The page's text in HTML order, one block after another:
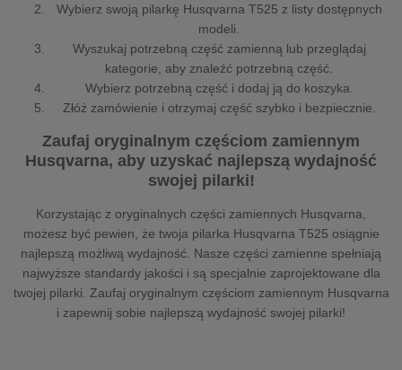
Wybierz swoją pilarkę Husqvarna T525 z listy dostępnych
modeli.
Wyszukaj potrzebną część zamienną lub przeglądaj
kategorie, aby znaleźć potrzebną część.
Wybierz potrzebną część i dodaj ją do koszyka.
Złóż zamówienie i otrzymaj część szybko i bezpiecznie.
Zaufaj oryginalnym częściom zamiennym
Husqvarna, aby uzyskać najlepszą wydajność
swojej pilarki!
Korzystając z oryginalnych części zamiennych Husqvarna,
możesz być pewien, że twoja pilarka Husqvarna T525 osiągnie
najlepszą możliwą wydajność. Nasze części zamienne spełniają
najwyższe standardy jakości i są specjalnie zaprojektowane dla
twojej pilarki. Zaufaj oryginalnym częściom zamiennym Husqvarna
i zapewnij sobie najlepszą wydajność swojej pilarki!